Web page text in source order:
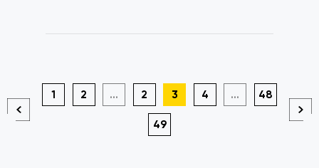
1 2 ... 2 3 4 ... 48
49